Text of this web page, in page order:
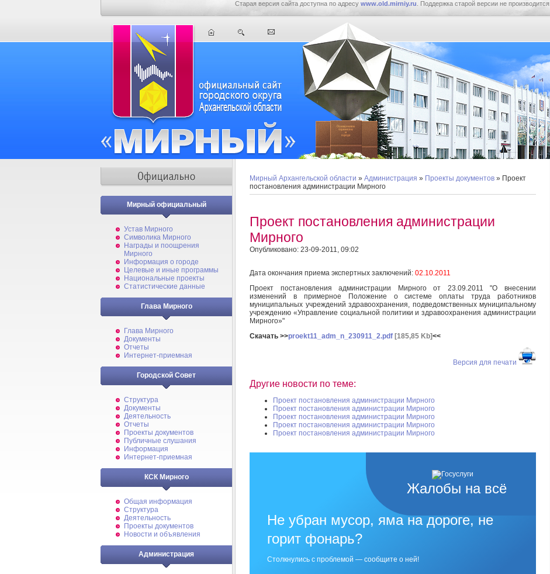
Старая версия сайта доступна по адресу www.old.mirniy.ru . Поддержка старой версии не производится.
Мирный официальный
Устав Мирного
Символика Мирного
Награды и поощрения
Мирного
Информация о городе
Целевые и иные программы
Национальные проекты
Статистические данные
Глава Мирного
Глава Мирного
Документы
Отчеты
Интернет-приемная
Городской Совет
Структура
Документы
Деятельность
Отчеты
Проекты документов
Публичные слушания
Информация
Интернет-приемная
КСК Мирного
Общая информация
Структура
Деятельность
Проекты документов
Новости и объявления
Администрация
Мирный Архангельской области » Администрация » Проекты документов » Проект
постановления администрации Мирного
Проект постановления администрации
Мирного
Опубликовано: 23-09-2011, 09:02
Дата окончания приема экспертных заключений: 02.10.2011
Проект постановления администрации Мирного от 23.09.2011 "О внесении
изменений в примерное Положение о системе оплаты труда работников
муниципальных учреждений здравоохранения, подведомственных муниципальному
учреждению «Управление социальной политики и здравоохранения администрации
Мирного»"
Скачать >>proekt11_adm_n_230911_2.pdf [185,85 Kb]<<
Версия для печати
Другие новости по теме:
Проект постановления администрации Мирного
Проект постановления администрации Мирного
Проект постановления администрации Мирного
Проект постановления администрации Мирного
Проект постановления администрации Мирного
Жалобы на всё
Не убран мусор, яма на дороге, не
горит фонарь?
Столкнулись с проблемой — сообщите о ней!